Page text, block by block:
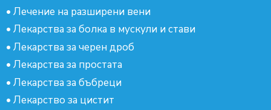
• Лечение на разширени вени
• Лекарства за болка в мускули и стави
• Лекарства за черен дроб
• Лекарства за простата
• Лекарства за бъбреци
• Лекарство за цистит